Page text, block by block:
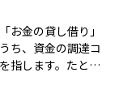
お金の貸し借り」
ち、資金の調達コ
指します。たとえ